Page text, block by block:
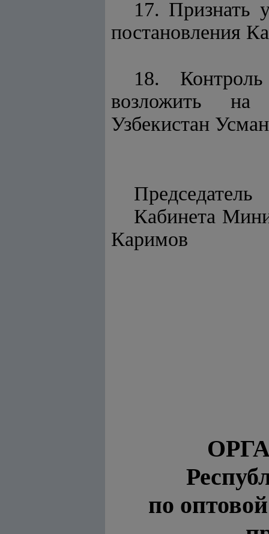
17. Признать
постановления
18.
возложить на
Узбекистан
Председатель
Каримов
по